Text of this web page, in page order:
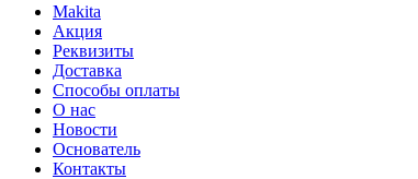
Makita
Акция
Реквизиты
Доставка
Способы оплаты
О нас
Новости
Основатель
Контакты